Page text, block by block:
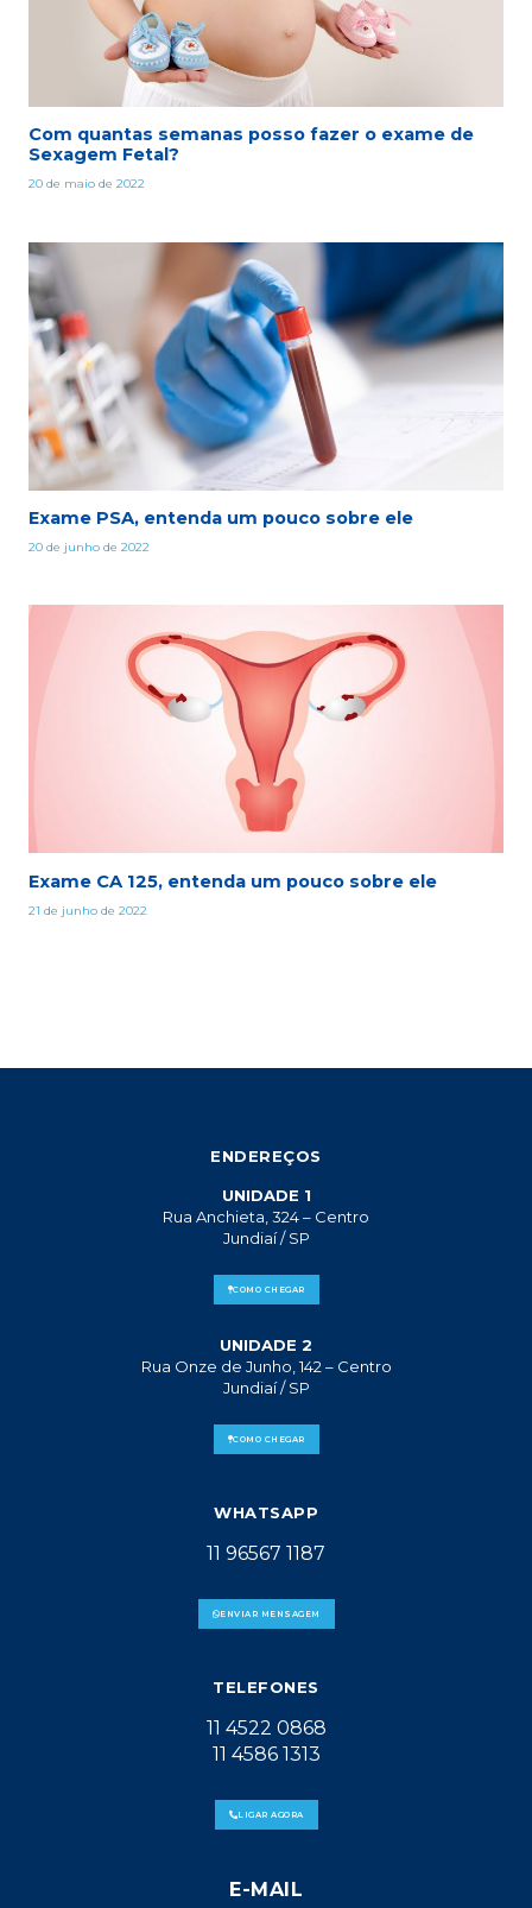
Com quantas semanas posso fazer o exame de
Sexagem Fetal?
20 de maio de 2022
Exame PSA, entenda um pouco sobre ele
20 de junho de 2022
Exame CA 125, entenda um pouco sobre ele
21 de junho de 2022
ENDEREÇOS
UNIDADE 1
Rua Anchieta, 324 – Centro
Jundiaí / SP
COMO CHEGAR
UNIDADE 2
Rua Onze de Junho, 142 – Centro
Jundiaí / SP
COMO CHEGAR
WHATSAPP
11 96567 1187
ENVIAR MENSAGEM
TELEFONES
11 4522 0868
11 4586 1313
LIGAR AGORA
E-MAIL